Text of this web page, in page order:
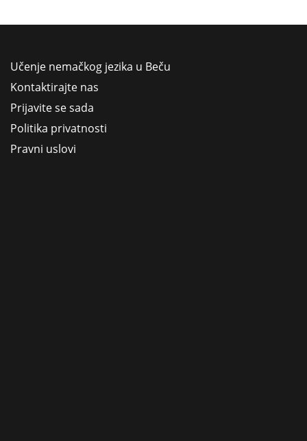
Učenje nemačkog jezika u Beču
Kontaktirajte nas
Prijavite se sada
Politika privatnosti
Pravni uslovi